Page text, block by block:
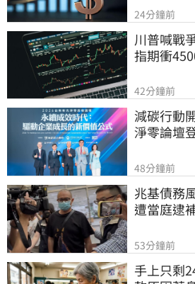
24分鐘前
川普喊戰
指期衝
42分鐘前
減碳行動
淨零論壇
48分鐘前
兆基債務
遭當庭逮
53分鐘前
手上只剩